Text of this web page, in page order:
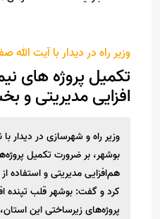
وزیر راه در دیدار با آیت الله
تکمیل پروژه های
افزایی مدیریتی
وزیر راه و شهرسازی در دیدار
بوشهر، بر ضرورت تکمیل
هم‌افزایی مدیریتی و
کرد و گفت: بوشهر قلب تپنده
پروژه‌های زیرساختی این